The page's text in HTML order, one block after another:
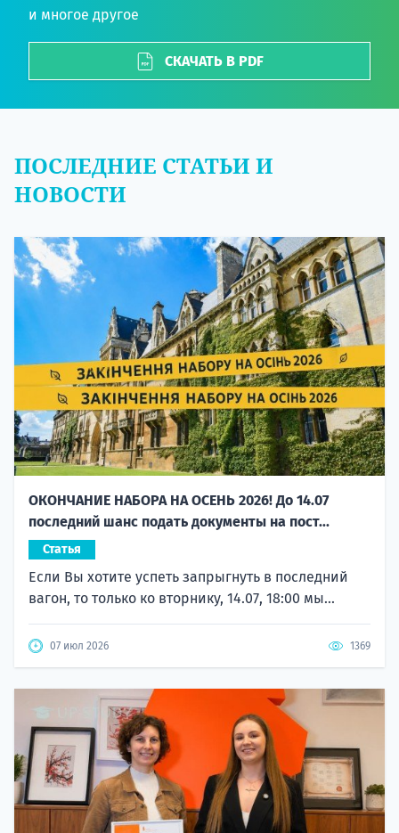
и многое другое
СКАЧАТЬ В PDF
ПОСЛЕДНИЕ СТАТЬИ И
НОВОСТИ
ОКОНЧАНИЕ НАБОРА НА ОСЕНЬ 2026! До 14.07
последний шанс подать документы на пост...
Статья
Если Вы хотите успеть запрыгнуть в последний
вагон, то только ко вторнику, 14.07, 18:00 мы...
07 июл 2026 1369